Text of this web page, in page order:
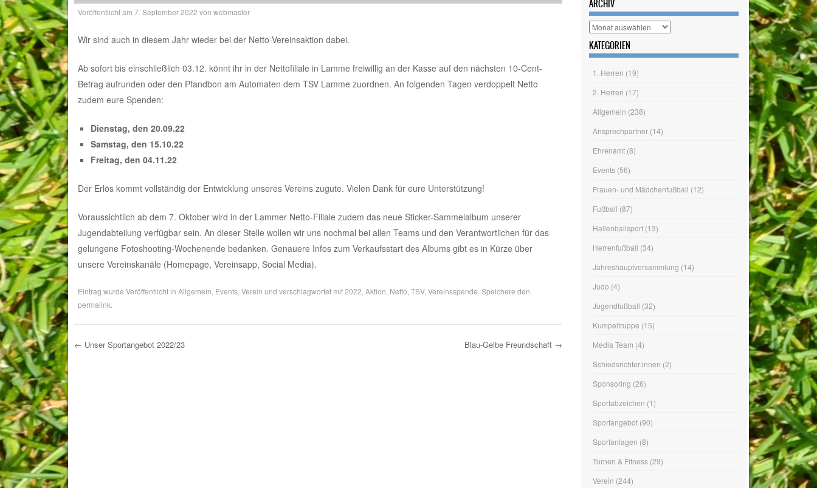
Veröffentlicht am 7. September 2022 von webmaster
Wir sind auch in diesem Jahr wieder bei der Netto-Vereinsaktion dabei.
Ab sofort bis einschließlich 03.12. könnt ihr in der Nettofiliale in Lamme freiwillig an der Kasse auf den nächsten 10-Cent-
Betrag aufrunden oder den Pfandbon am Automaten dem TSV Lamme zuordnen. An folgenden Tagen verdoppelt Netto
zudem eure Spenden:
Dienstag, den 20.09.22
Samstag, den 15.10.22
Freitag, den 04.11.22
Der Erlös kommt vollständig der Entwicklung unseres Vereins zugute. Vielen Dank für eure Unterstützung!
Voraussichtlich ab dem 7. Oktober wird in der Lammer Netto-Filiale zudem das neue Sticker-Sammelalbum unserer
Jugendabteilung verfügbar sein. An dieser Stelle wollen wir uns nochmal bei allen Teams und den Verantwortlichen für das
gelungene Fotoshooting-Wochenende bedanken. Genauere Infos zum Verkaufsstart des Albums gibt es in Kürze über
unsere Vereinskanäle (Homepage, Vereinsapp, Social Media).
Eintrag wurde Veröffentlicht in Allgemein Events, Verein und verschlagwortet mit2022 Aktion Netto TSV, Vereinsspende . Speichere den
permalink
← Unser Sportangebot 2022/23 Blau-Gelbe Freundschaft →
ARCHIV
Archiv
KATEGORIEN
1. Herren (19)
2. Herren (17)
Allgemein (238)
Ansprechpartner (14)
Ehrenamt(8)
Events(56)
Frauen- und Mädchenfußball (12)
Fußball (87)
Hallenballsport(13)
Herrenfußball (34)
Jahreshauptversammlung (14)
Judo (4)
Jugendfußball (32)
Kumpeltruppe (15)
Media Team (4)
Schiedsrichter:innen (2)
Sponsoring (26)
Sportabzeichen (1)
Sportangebot(90)
Sportanlagen (8)
Turnen & Fitness(29)
Verein (244)